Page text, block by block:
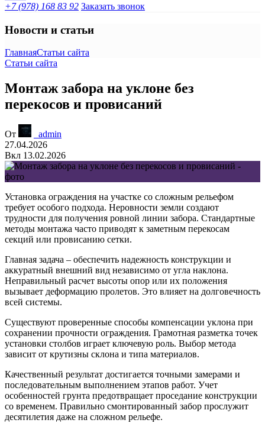
+7 (978) 168 83 92 Заказать звонок
Новости и статьи
ГлавнаяСтатьи сайта
Статьи сайта
Монтаж забора на уклоне без
перекосов и провисаний
От
_admin
27.04.2026
Вкл 13.02.2026
Установка ограждения на участке со сложным рельефом
требует особого подхода. Неровности земли создают
трудности для получения ровной линии забора. Стандартные
методы монтажа часто приводят к заметным перекосам
секций или провисанию сетки.
Главная задача – обеспечить надежность конструкции и
аккуратный внешний вид независимо от угла наклона.
Неправильный расчет высоты опор или их положения
вызывает деформацию пролетов. Это влияет на долговечность
всей системы.
Существуют проверенные способы компенсации уклона при
сохранении прочности ограждения. Грамотная разметка точек
установки столбов играет ключевую роль. Выбор метода
зависит от крутизны склона и типа материалов.
Качественный результат достигается точными замерами и
последовательным выполнением этапов работ. Учет
особенностей грунта предотвращает проседание конструкции
со временем. Правильно смонтированный забор прослужит
десятилетия даже на сложном рельефе.